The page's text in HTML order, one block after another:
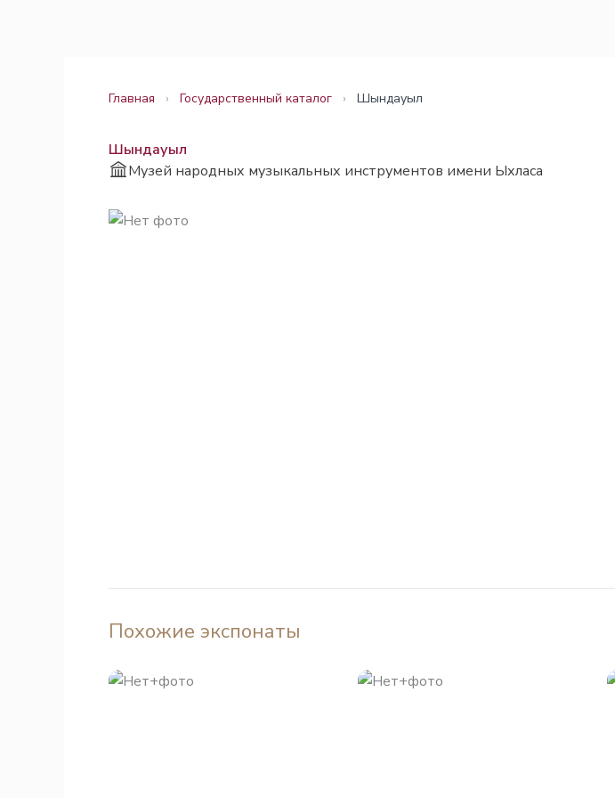
Главная › Государственный каталог › Шындауыл
Шындауыл
Музей народных музыкальных инструментов имени Ыхласа
Похожие экспонаты